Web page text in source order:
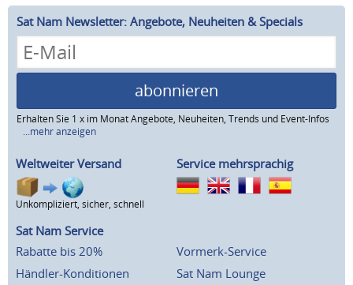
Sat Nam Newsletter: Angebote, Neuheiten & Specials
abonnieren
Erhalten Sie 1 x im Monat Angebote, Neuheiten, Trends und Event-Infos
...mehr anzeigen
Weltweiter Versand
Unkompliziert, sicher, schnell
Service mehrsprachig
Sat Nam Service
Rabatte bis 20%
Händler-Konditionen
Vormerk-Service
Sat Nam Lounge